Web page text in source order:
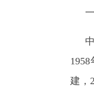
建，